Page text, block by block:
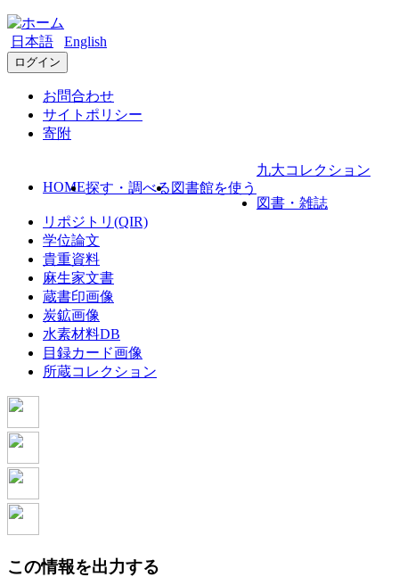
日本語 English
ログイン
お問合わせ
サイトポリシー
寄附
HOME探す・調べる 図書館を使う
九大コレクション
図書・雑誌
リポジトリ(QIR)
学位論文
貴重資料
麻生家文書
蔵書印画像
炭鉱画像
水素材料DB
目録カード画像
所蔵コレクション
この情報を出力する